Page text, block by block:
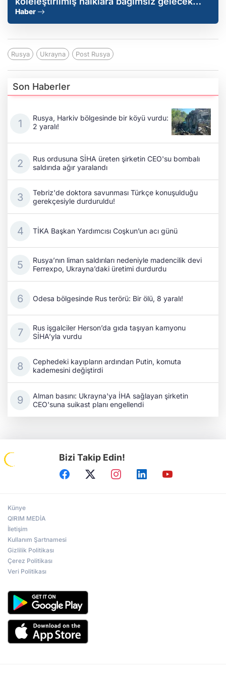
kurma şansını sağlayacak
Haber
Rusya Ukrayna Post Rusya
Son Haberler
Rusya, Harkiv bölgesinde bir köyü vurdu:
2 yaralı!
Rus ordusuna SİHA üreten şirketin CEO'su bombalı
saldırıda ağır yaralandı
Tebriz'de doktora savunması Türkçe konuşulduğu
gerekçesiyle durduruldu!
TİKA Başkan Yardımcısı Coşkun’un acı günü
Rusya’nın liman saldırıları nedeniyle madencilik devi
Ferrexpo, Ukrayna’daki üretimi durdurdu
Odesa bölgesinde Rus terörü: Bir ölü, 8 yaralı!
Rus işgalciler Herson’da gıda taşıyan kamyonu
SİHA’yla vurdu
Cephedeki kayıpların ardından Putin, komuta
kademesini değiştirdi
Alman basını: Ukrayna'ya İHA sağlayan şirketin
CEO'suna suikast planı engellendi
Bizi Takip Edin!
Künye
QIRIM MEDİA
İletişim
Kullanım Şartnamesi
Gizlilik Politikası
Çerez Politikası
Veri Politikası